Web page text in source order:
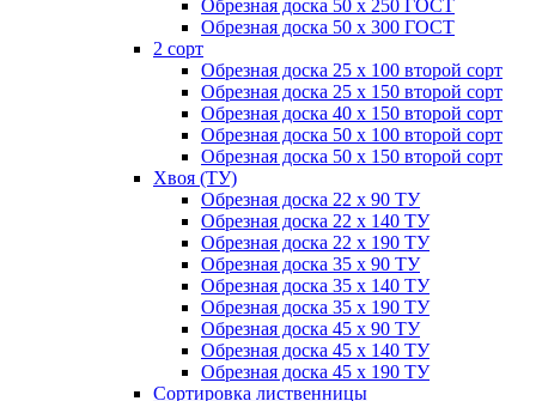
Обрезная доска 50 х 250 ГОСТ
Обрезная доска 50 х 300 ГОСТ
2 сорт
Обрезная доска 25 х 100 второй сорт
Обрезная доска 25 х 150 второй сорт
Обрезная доска 40 х 150 второй сорт
Обрезная доска 50 х 100 второй сорт
Обрезная доска 50 х 150 второй сорт
Хвоя (ТУ)
Обрезная доска 22 х 90 ТУ
Обрезная доска 22 х 140 ТУ
Обрезная доска 22 х 190 ТУ
Обрезная доска 35 х 90 ТУ
Обрезная доска 35 х 140 ТУ
Обрезная доска 35 х 190 ТУ
Обрезная доска 45 х 90 ТУ
Обрезная доска 45 х 140 ТУ
Обрезная доска 45 х 190 ТУ
Сортировка лиственницы